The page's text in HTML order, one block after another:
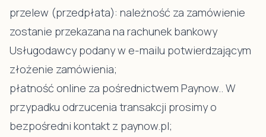
przelew (przedpłata): należność za zamówienie
zostanie przekazana na rachunek bankowy
Usługodawcy podany w e-mailu potwierdzającym
złożenie zamówienia;
płatność online za pośrednictwem Paynow.. W
przypadku odrzucenia transakcji prosimy o
bezpośredni kontakt z paynow.pl;